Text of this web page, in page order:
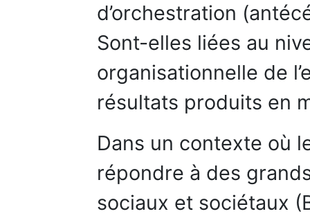
d’orchestration
Sont-elles liées au
organisationnelle de
résultats produits en
Dans un contexte où
répondre à des
sociaux et sociétaux